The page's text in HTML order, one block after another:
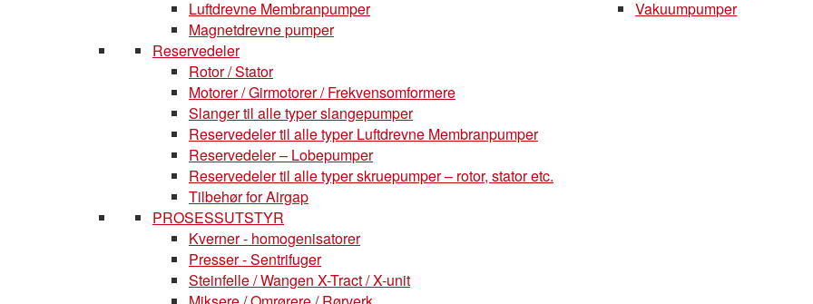
Luftdrevne Membranpumper
Magnetdrevne pumper
Vakuumpumper
Reservedeler
Rotor / Stator
Motorer / Girmotorer / Frekvensomformere
Slanger til alle typer slangepumper
Reservedeler til alle typer Luftdrevne Membranpumper
Reservedeler – Lobepumper
Reservedeler til alle typer skruepumper – rotor, stator etc.
Tilbehør for Airgap
PROSESSUTSTYR
Kverner - homogenisatorer
Presser - Sentrifuger
Steinfelle / Wangen X-Tract / X-unit